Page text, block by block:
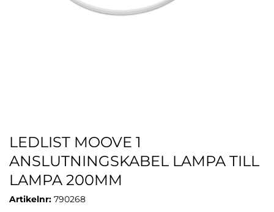
LEDLIST MOOVE 1
ANSLUTNINGSKABEL LAMPA TILL
LAMPA 200MM
Artikelnr: 790268